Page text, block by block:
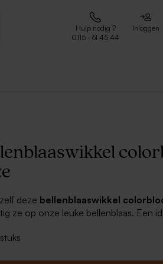
Hulp nodig ?
0115 - 61 45 44
Inloggen
deze bellenblaaswikkel
ze op onze leuke bellenblaas. Een
komen.